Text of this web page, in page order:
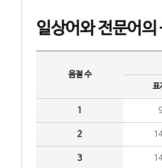
일상어와 전문어의
음절 수
표
1
2
3